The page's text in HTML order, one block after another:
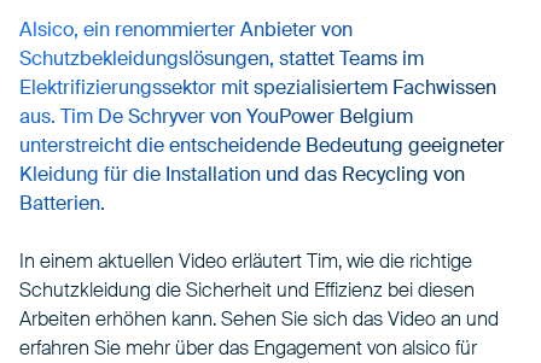
Alsico, ein renommierter Anbieter von
Schutzbekleidungslösungen, stattet Teams im
Elektrifizierungssektor mit spezialisiertem Fachwissen
aus. Tim De Schryver von YouPower Belgium
unterstreicht die entscheidende Bedeutung geeigneter
Kleidung für die Installation und das Recycling von
Batterien.
In einem aktuellen Video erläutert Tim, wie die richtige
Schutzkleidung die Sicherheit und Effizienz bei diesen
Arbeiten erhöhen kann. Sehen Sie sich das Video an und
erfahren Sie mehr über das Engagement von alsico für